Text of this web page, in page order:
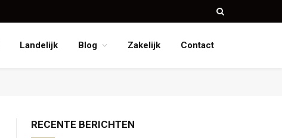
Landelijk Blog Zakelijk Contact
RECENTE BERICHTEN